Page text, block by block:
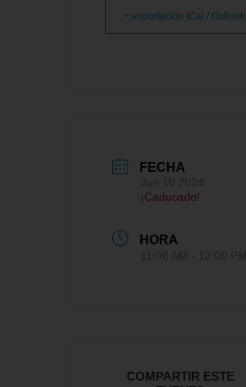
+ exportación iCal / Outlook
FECHA
¡Caducado!
HORA
COMPARTIR ESTE